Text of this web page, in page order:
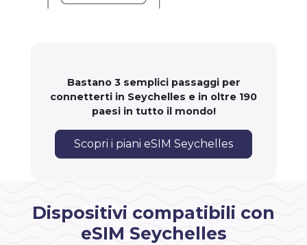
Bastano 3 semplici passaggi per
connetterti in Seychelles e in oltre 190
paesi in tutto il mondo!
Scopri i piani eSIM Seychelles
Dispositivi compatibili con
eSIM Seychelles